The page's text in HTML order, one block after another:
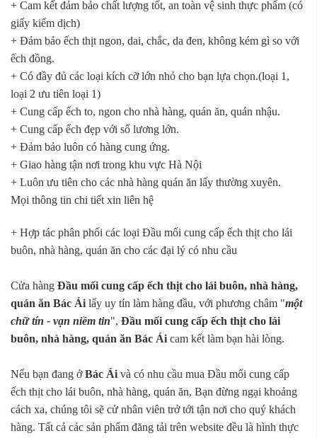
+ Cam kết đảm bảo chất lượng tốt, an toàn vệ sinh thực phẩm (có
giấy kiểm dịch)
+ Đảm bảo ếch thịt ngon, dai, chắc, da đen, không kém gì so với
ếch đồng.
+ Có đầy đủ các loại kích cỡ lớn nhỏ cho bạn lựa chọn.(loại 1,
loại 2 ưu tiên loại 1)
+ Cung cấp ếch to, ngon cho nhà hàng, quán ăn, quán nhậu.
+ Cung cấp ếch đẹp với số lương lớn.
+ Đảm bảo luôn có hàng cung ứng.
+ Giao hàng tận nơi trong khu vực Hà Nội
+ Luôn ưu tiên cho các nhà hàng quán ăn lấy thường xuyên.
Mọi thông tin chi tiết xin liên hệ
+ Hợp tác phân phối các loại Đầu mối cung cấp ếch thịt cho lái
buôn, nhà hàng, quán ăn cho các đại lý có nhu cầu
Cửa hàng Đầu mối cung cấp ếch thịt cho lái buôn, nhà hàng,
quán ăn Bác Ái lấy uy tín làm hàng đầu, với phương châm "một
chữ tín - vạn niềm tin", Đầu mối cung cấp ếch thịt cho lái
buôn, nhà hàng, quán ăn Bác Ái cam kết làm bạn hài lòng.
Nếu bạn đang ởBác Ái và có nhu cầu mua Đầu mối cung cấp
ếch thịt cho lái buôn, nhà hàng, quán ăn, Bạn đừng ngại khoảng
cách xa, chúng tôi sẽ cử nhân viên trở tới tận nơi cho quý khách
hàng. Tất cả các sản phẩm đăng tải trên website đều là hình thực